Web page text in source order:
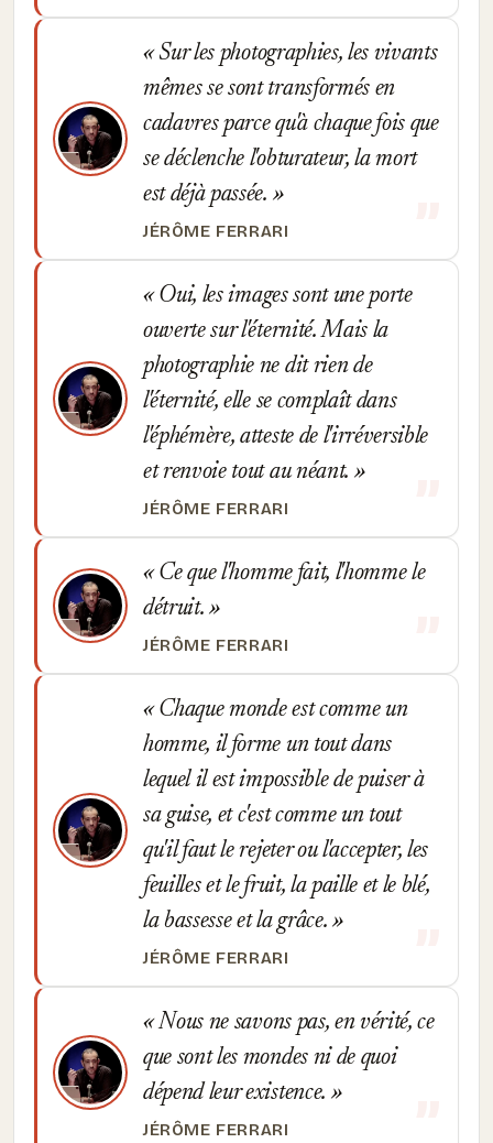
Sur les photographies, les vivants
mêmes se sont transformés en
cadavres parce qu'à chaque fois que
se déclenche l'obturateur, la mort
est déjà passée.
JÉRÔME FERRARI
Oui, les images sont une porte
ouverte sur l'éternité. Mais la
photographie ne dit rien de
l'éternité, elle se complaît dans
l'éphémère, atteste de l'irréversible
et renvoie tout au néant.
JÉRÔME FERRARI
Ce que l'homme fait, l'homme le
détruit.
JÉRÔME FERRARI
Chaque monde est comme un
homme, il forme un tout dans
lequel il est impossible de puiser à
sa guise, et c'est comme un tout
qu'il faut le rejeter ou l'accepter, les
feuilles et le fruit, la paille et le blé,
la bassesse et la grâce.
JÉRÔME FERRARI
Nous ne savons pas, en vérité, ce
que sont les mondes ni de quoi
dépend leur existence.
JÉRÔME FERRARI